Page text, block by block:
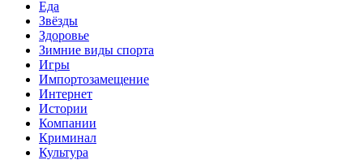
Еда
Звёзды
Здоровье
Зимние виды спорта
Игры
Импортозамещение
Интернет
Истории
Компании
Криминал
Культура